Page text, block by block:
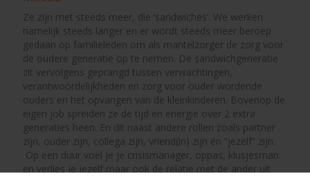
Ze zijn met steeds meer, die ‘sandwiches’. We werken
namelijk steeds langer en er wordt steeds meer beroep
gedaan op familieleden om als mantelzorger de zorg voor
de oudere generatie op te nemen. De sandwichgeneratie
zit vervolgens geprangd tussen verwachtingen,
verantwoordelijkheden en zorg voor ouder wordende
ouders en het opvangen van de kleinkinderen. Bovenop de
eigen job spreiden ze de tijd en energie over 2 extra
generaties heen. En dit naast andere rollen zoals partner
zijn, ouder zijn, collega zijn, vriend(in) zijn én “jezelf” zijn.
Op een duur voel je je crisismanager, oppas, klusjesman
en verlies je jezelf maar ook de relatie met de ander uit